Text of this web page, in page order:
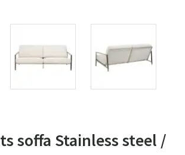
soffa Stainless steel /